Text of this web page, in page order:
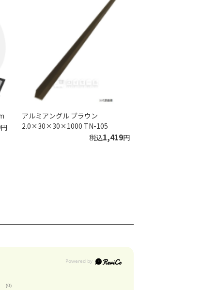
円
アルミアングル ブラウン
2.0×30×30×1000 TN-105
税込1,419円
(0)